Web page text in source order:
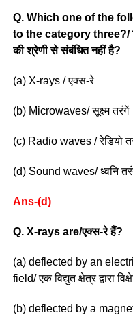
Q. Which one of the
to the category three?/
की श्रेणी से संबंधित नहीं है?
(a) X-rays / एक्स-रे
(b) Microwaves/ सूक्ष्म तरंगें
(c) Radio waves / रेडियो
(d) Sound waves/ ध्वनि
Ans-(d)
Q. X-rays are/एक्स-रे हैं?
(a) deflected by an
field/ एक विद्युत क्षेत्र द्वारा
(b) deflected by a